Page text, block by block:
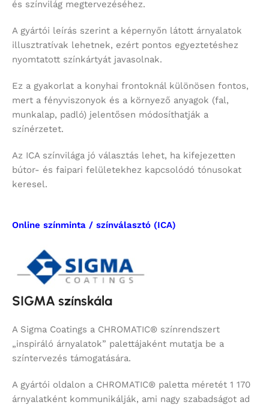
és színvilág megtervezéséhez.
A gyártói leírás szerint a képernyőn látott árnyalatok
illusztratívak lehetnek, ezért pontos egyeztetéshez
nyomtatott színkártyát javasolnak.
Ez a gyakorlat a konyhai frontoknál különösen fontos,
mert a fényviszonyok és a környező anyagok (fal,
munkalap, padló) jelentősen módosíthatják a
színérzetet.
Az ICA színvilága jó választás lehet, ha kifejezetten
bútor- és faipari felületekhez kapcsolódó tónusokat
keresel.
Online színminta / színválasztó (ICA)
SIGMA színskála
A Sigma Coatings a CHROMATIC® színrendszert
„inspiráló árnyalatok” palettájaként mutatja be a
színtervezés támogatására.
A gyártói oldalon a CHROMATIC® paletta méretét 1 170
árnyalatként kommunikálják, ami nagy szabadságot ad